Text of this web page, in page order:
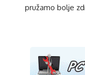
pružamo bolje